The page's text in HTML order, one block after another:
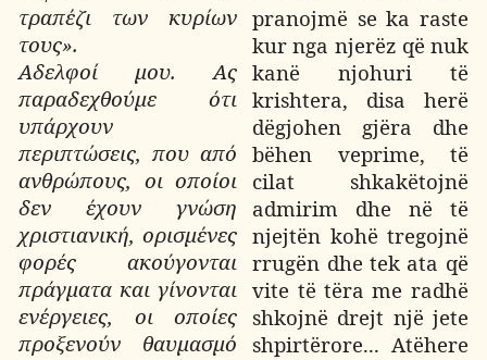
τραπέζι των κυρίων
τους».
Αδελφοί μου. Ας
παραδεχθούμε ότι
υπάρχουν
περιπτώσεις, που από
ανθρώπους, οι οποίοι
δεν έχουν γνώση
χριστιανική, ορισμένες
φορές ακούγονται
πράγματα και γίνονται
ενέργειες, οι οποίες
προξενούν θαυμασμό
pranojmë se ka raste
kur nga njerëz që nuk
kanë njohuri të
krishtera, disa herë
dëgjohen gjëra dhe
bëhen veprime, të
cilat shkakëtojnë
admirim dhe në të
njejtën kohë tregojnë
rrugën dhe tek ata që
vite të tëra me radhë
shkojnë drejt një jete
shpirtërore... Atëhere